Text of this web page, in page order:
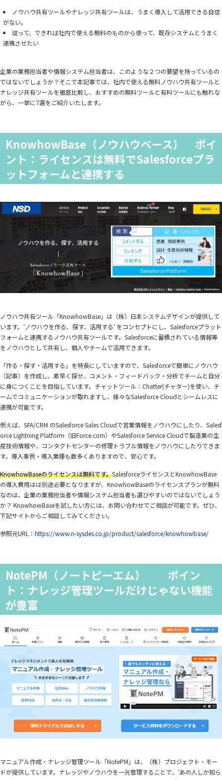
ノウハウ共有ツールやナレッジ共有ツールは、うまく導入して活用できる自信
がない。
従って、できれば社内で使える無料のものから使って、既存システムとうまく
連携させたい
企業の業務担当者や情報システム担当者は、このような２つの要望を持っているの
ではないでしょうか？そこで本記事では、社内で使える無料ノウハウ共有ツールと
ナレッジ共有ツールを徹底比較し、おすすめの無料ツールと有料ツールにも触れな
がら、一挙に7選をご紹介いたします。
KnowhowBase（ノウハウベース） ポイ
ント：ライセンスは無料でSalesforceプラ
ットフォームと連携する
ノウハウ共有ツール「KnowhowBase」は（株）日本システムデザインが提供して
います。‘ノウハウを作る、探す、活用する’ をコンセプトにし、Salesforceプラット
フォームと連携するノウハウ共有ツールです。Salesforceに蓄積されている情報等
をノウハウとして共有し、個人やチームで活用できます。
「作る・探す・活用する」を特長にしていますので、Salesforceで簡単にノウハウ
（記事）を作成し、素早く探せ、コメント・フィードバック・分析でチームと自分
に身につくことを目指しています。チャットツール：Chatter(チャター)を使い、チ
ームでコミュニケーションが取れますし、様々なSalesforce Cloudとシームレスに
連携が可能です。
例えば、SFA/CRM のSalesforce Sales Cloudで営業情報をノウハウにしたり、Salesf
orce Lightning Platform（旧Force.com）やSalesforce Service Cloudで製造業の生
産技術情報や、コンタクトセンターの修理トラブル情報をノウハウにしたりできま
す。導入事例・導入業種も数多くありますので、安心です。
KnowhowBaseのライセンスは無料です。SalesforceライセンスとKnowhowBase
の導入費用はは別途必要となりますが、KnowhowBaseのライセンスプランが無料
なのは、企業の業務担当者や情報システム担当者も選びやすいのではないでしょう
か？ KnowhowBaseを試したい方には、お問い合わせでご相談が可能です。ぜひ、
下記サイトからご相談してみてください。
参照元URL： https://www.n-sysdes.co.jp/product/salesforce/knowhowbase/
NotePM（ノートピーエム） ポイン
ト：ナレッジ管理ツールだけじゃない機能
が豊富
マニュアル作成・ナレッジ管理ツール「NotePM」は、（株）プロジェクト・モー
ドが提供しています。ナレッジやノウハウを一元管理することで、‘あの人しか知ら